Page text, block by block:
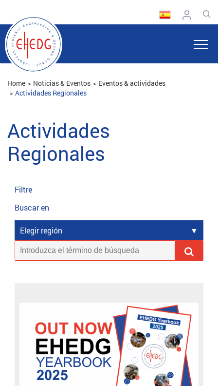
Home Noticias & Eventos
Eventos & actividades
Actividades Regionales
Actividades
Regionales
Filtre
Buscar en
Elegir región